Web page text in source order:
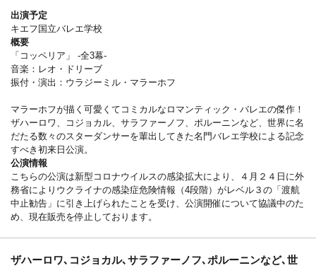
出演予定
キエフ国立バレエ学校
概要
「コッペリア」 -全3幕-
音楽：レオ・ドリーブ
振付・演出：ウラジーミル・マラーホフ
マラーホフが描く可愛くてコミカルなロマンティック・バレエの傑作！
ザハーロワ、コジョカル、サラファーノフ、ポルーニンなど、世界に名
だたる数々のスターダンサーを輩出してきた名門バレエ学校による記念
すべき初来日公演。
公演情報
こちらの公演は新型コロナウイルスの感染拡大により、４月２４日に外
務省によりウクライナの感染症危険情報（4段階）がレベル３の「渡航
中止勧告」に引き上げられたことを受け、公演開催について協議中のた
め、現在販売を停止しております。
ザハーロワ､コジョカル､サラファーノフ､ポルーニンなど､世